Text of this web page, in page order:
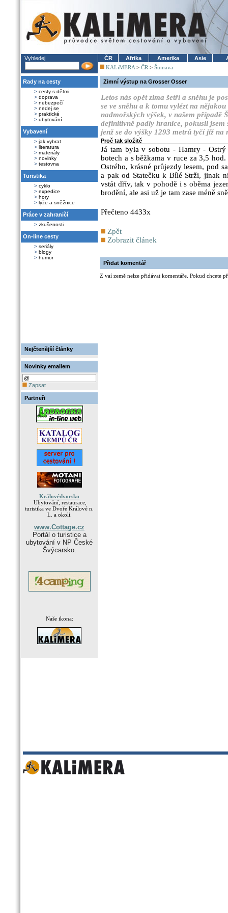
Vyhledej
Rady na cesty
> cesty s dětmi
> doprava
> nebezpečí
> nedej se
> praktické
> ubytování
Vybavení
> jak vybrat
> literatura
> materiály
> novinky
> testovna
Turistika
> cyklo
> expedice
> hory
> lyže a sněžnice
Práce v zahraničí
> zkušenosti
On-line cesty
> seriály
> blogy
> humor
Nejčtenější články
Novinky emailem
Zapsat
Partneři
Královédvorsko
Ubytování, restaurace,
turistika ve Dvoře Králové n.
L. a okolí.
www.Cottage.cz
Portál o turistice a
ubytování v NP České
Švýcarsko.
Naše ikona:
ČR Afrika Amerika Asie
KALiMERA > ČR > Šumava
Zimní výstup na Grosser Osser
Letos nás opět zima šetří a sněhu je
se ve sněhu a k tomu vylézt na
nadmořských výšek, v našem případě
definitivně padly hranice, pokusil jsem
jenž se do výšky 1293 metrů tyčí již na
Proč tak složitě
Já tam byla v sobotu - Hamry -
botech a s běžkama v ruce za 3,5
Ostrého, krásné průjezdy lesem, pod
a pak od Statečku k Bílé Strži, jinak
vstát dřív, tak v pohodě i s oběma
brodění, ale asi už je tam zase méně
Přečteno 4433x
Zpět
Zobrazit článek
Přidat komentář
Z vaí země nelze přidávat komentáře. Pokud chcete